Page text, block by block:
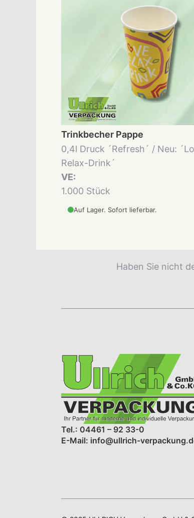
Trinkbecher Pappe
0,4l Druck ´Refresh´ / Neu:
Relax-Drink´
VE:
1.000 Stück
Auf Lager. Sofort lieferbar.
Haben Sie nicht
Tel.: 04461 – 92 33-0
E-Mail: info@ullrich-